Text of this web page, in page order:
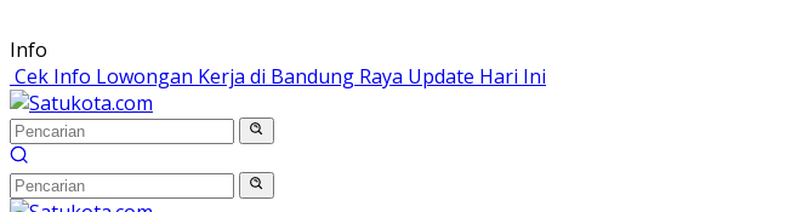
Langsung
ke
konten
Info
Cek Info Lowongan Kerja di Bandung Raya Update Hari Ini